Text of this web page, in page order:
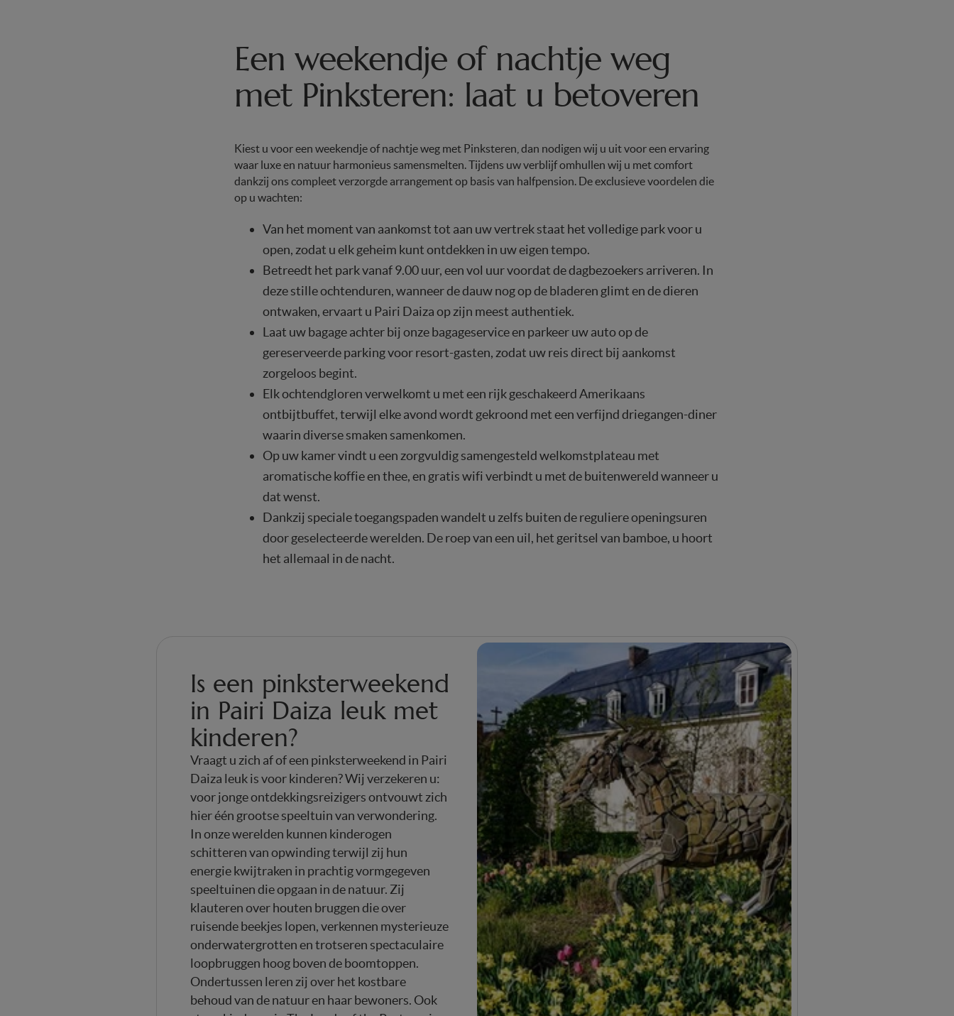
Een weekendje of nachtje weg
met Pinksteren: laat u betoveren
Kiest u voor een weekendje of nachtje weg met Pinksteren, dan nodigen wij u uit voor een ervaring
waar luxe en natuur harmonieus samensmelten. Tijdens uw verblijf omhullen wij u met comfort
dankzij ons compleet verzorgde arrangement op basis van halfpension. De exclusieve voordelen die
op u wachten:
Van het moment van aankomst tot aan uw vertrek staat het volledige park voor u
open, zodat u elk geheim kunt ontdekken in uw eigen tempo.
Betreedt het park vanaf 9.00 uur, een vol uur voordat de dagbezoekers arriveren. In
deze stille ochtenduren, wanneer de dauw nog op de bladeren glimt en de dieren
ontwaken, ervaart u Pairi Daiza op zijn meest authentiek.
Laat uw bagage achter bij onze bagageservice en parkeer uw auto op de
gereserveerde parking voor resort-gasten, zodat uw reis direct bij aankomst
zorgeloos begint.
Elk ochtendgloren verwelkomt u met een rijk geschakeerd Amerikaans
ontbijtbuffet, terwijl elke avond wordt gekroond met een verfijnd driegangen-diner
waarin diverse smaken samenkomen.
Op uw kamer vindt u een zorgvuldig samengesteld welkomstplateau met
aromatische koffie en thee, en gratis wifi verbindt u met de buitenwereld wanneer u
dat wenst.
Dankzij speciale toegangspaden wandelt u zelfs buiten de reguliere openingsuren
door geselecteerde werelden. De roep van een uil, het geritsel van bamboe, u hoort
het allemaal in de nacht.
Is een pinksterweekend
in Pairi Daiza leuk met
kinderen?
Vraagt u zich af of een pinksterweekend in Pairi
Daiza leuk is voor kinderen? Wij verzekeren u:
voor jonge ontdekkingsreizigers ontvouwt zich
hier één grootse speeltuin van verwondering.
In onze werelden kunnen kinderogen
schitteren van opwinding terwijl zij hun
energie kwijtraken in prachtig vormgegeven
speeltuinen die opgaan in de natuur. Zij
klauteren over houten bruggen die over
ruisende beekjes lopen, verkennen mysterieuze
onderwatergrotten en trotseren spectaculaire
loopbruggen hoog boven de boomtoppen.
Ondertussen leren zij over het kostbare
behoud van de natuur en haar bewoners. Ook